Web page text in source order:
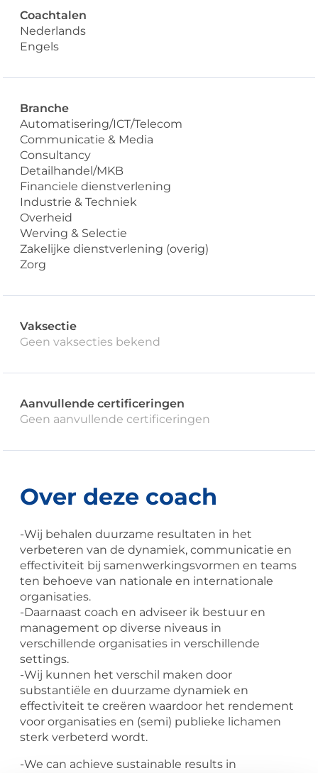
Coachtalen
Nederlands
Engels
Branche
Automatisering/ICT/Telecom
Communicatie & Media
Consultancy
Detailhandel/MKB
Financiele dienstverlening
Industrie & Techniek
Overheid
Werving & Selectie
Zakelijke dienstverlening (overig)
Zorg
Vaksectie
Geen vaksecties bekend
Aanvullende certificeringen
Geen aanvullende certificeringen
Over deze coach
-Wij behalen duurzame resultaten in het
verbeteren van de dynamiek, communicatie en
effectiviteit bij samenwerkingsvormen en teams
ten behoeve van nationale en internationale
organisaties.
-Daarnaast coach en adviseer ik bestuur en
management op diverse niveaus in
verschillende organisaties in verschillende
settings.
-Wij kunnen het verschil maken door
substantiële en duurzame dynamiek en
effectiviteit te creëren waardoor het rendement
voor organisaties en (semi) publieke lichamen
sterk verbeterd wordt.
-We can achieve sustainable results in